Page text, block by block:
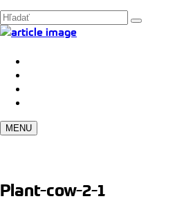
MENU
Plant-cow-2-1